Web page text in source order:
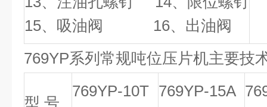
15、吸油阀 16、出油阀
769YP系列常规吨位压片机主要技
型 号
769YP-10T 769YP-15A